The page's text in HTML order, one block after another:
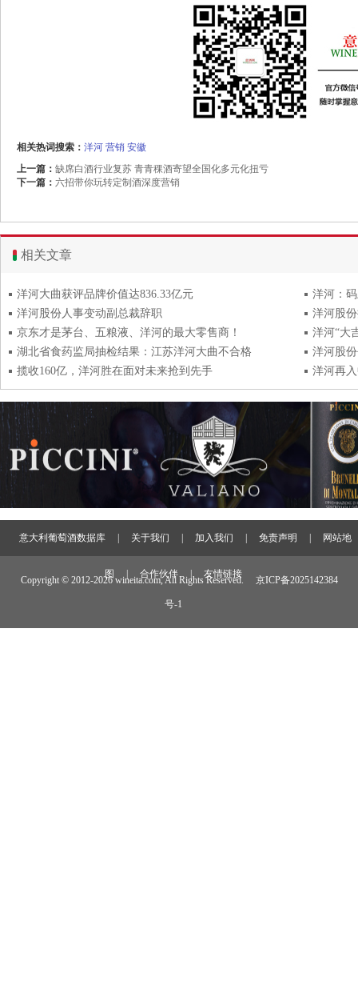
相关热词搜索： 洋河 营销 安徽
上一篇： 缺席白酒行业复苏 青青稞酒寄望全国化多元化扭亏
下一篇： 六招带你玩转定制酒深度营销
相关文章
洋河大曲获评品牌价值达836.33亿元
洋河：
洋河股份人事变动副总裁辞职
洋河股
京东才是茅台、五粮液、洋河的最大零售商！
洋河“大
湖北省食药监局抽检结果：江苏洋河大曲不合格
洋河股
揽收160亿，洋河胜在面对未来抢到先手
洋河再
意大利葡萄酒数据库 关于我们 加入我们 免责声明 网站地
图 合作伙伴 友情链接
Copyright © 2012-2026 wineita.com, All Rights Reserved. 京ICP备2025142384
号-1